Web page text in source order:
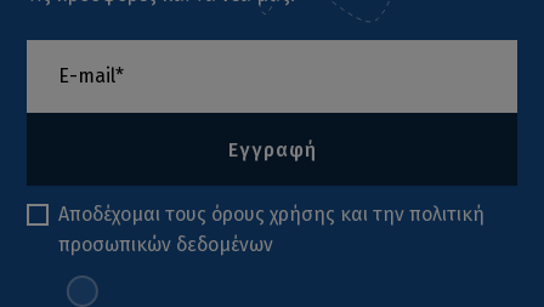
Εγγραφή
Αποδέχομαι τους όρους χρήσης και τηνπολιτική
προσωπικών δεδομένων